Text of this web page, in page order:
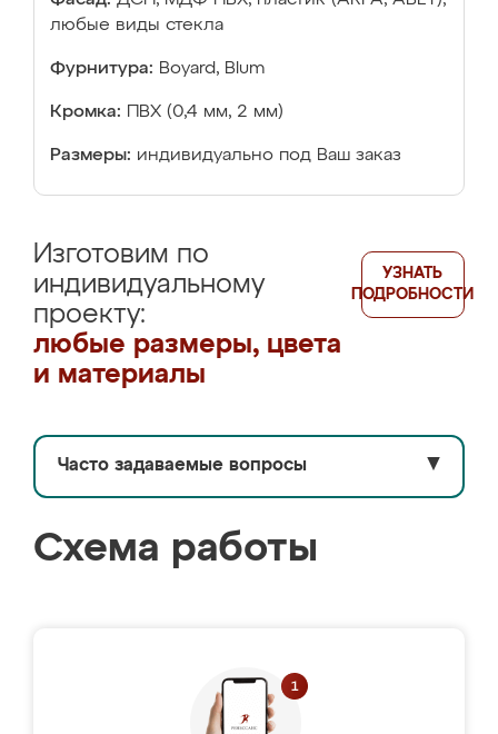
любые виды стекла
Фурнитура: Boyard, Blum
Кромка: ПВХ (0,4 мм, 2 мм)
Размеры: индивидуально под Ваш заказ
Изготовим по
индивидуальному
проекту:
любые размеры, цвета
и материалы
УЗНАТЬ
ПОДРОБНОСТИ
Часто задаваемые вопросы ▼
Схема работы